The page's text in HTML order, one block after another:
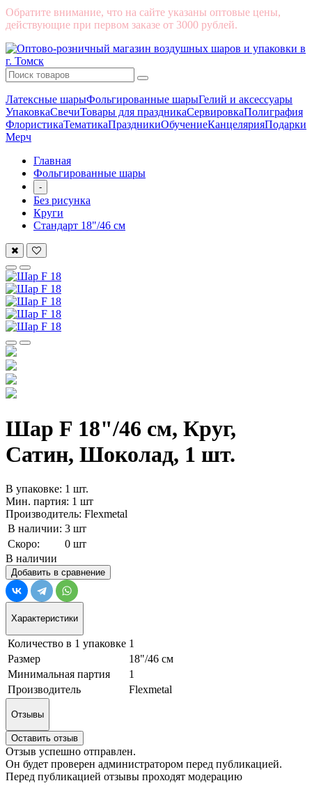
Обратите внимание, что на сайте указаны оптовые цены,
действующие при первом заказе от 3000 рублей.
Латексные шарыФольгированные шарыГелий и аксессуары
УпаковкаСвечиТовары для праздникаСервировкаПолиграфия
ФлористикаТематикаПраздникиОбучениеКанцелярияПодарки
Мерч
Главная
Фольгированные шары
-
Без рисунка
Круги
Стандарт 18"/46 см
Шар F 18"/46 см, Круг,
Сатин, Шоколад, 1 шт.
В упаковке: 1 шт.
Мин. партия: 1 шт
Производитель: Flexmetal
В наличии: 3 шт
Скоро:
0 шт
В наличии
Добавить в сравнение
Характеристики
Количество в 1 упаковке 1
Размер
18"/46 см
Минимальная партия
1
Производитель
Flexmetal
Отзывы
Оставить отзыв
Отзыв успешно отправлен.
Он будет проверен администратором перед публикацией.
Перед публикацией отзывы проходят модерацию